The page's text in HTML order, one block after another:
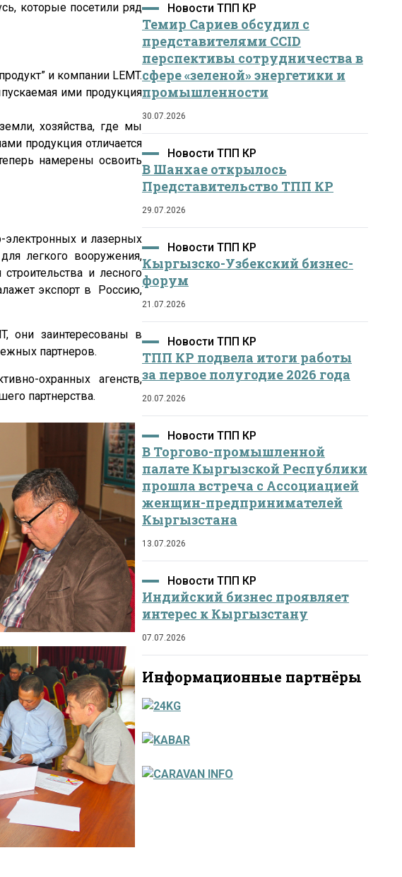
которые посетили ряд
и компании LEMT.
ими продукция
хозяйства, где мы
продукция отличается
намерены освоить
электронных и лазерных
легкого вооружения,
и лесного
экспорт в Россию,
они заинтересованы в
партнеров.
охранных агенств,
партнерства.
Новости ТПП КР
Темир Сариев обсудил с
представителями CCID
перспективы сотрудничества в
сфере «зеленой» энергетики и
промышленности
30.07.2026
Новости ТПП КР
В Шанхае открылось
Представительство ТПП КР
29.07.2026
Новости ТПП КР
Кыргызско-Узбекский бизнес-
форум
21.07.2026
Новости ТПП КР
ТПП КР подвела итоги работы
за первое полугодие 2026 года
20.07.2026
Новости ТПП КР
В Торгово-промышленной
палате Кыргызской Республики
прошла встреча с Ассоциацией
женщин-предпринимателей
Кыргызстана
13.07.2026
Новости ТПП КР
Индийский бизнес проявляет
интерес к Кыргызстану
07.07.2026
Информационные партнёры